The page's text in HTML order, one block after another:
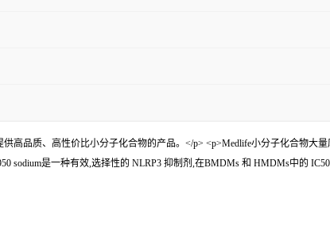
供高品质、高性价比小分子化合物的产品。</p> <p>Medlife小分子化合物
sodium是一种有效,选择性的 NLRP3 抑制剂,在BMDMs 和 HMDMs中的